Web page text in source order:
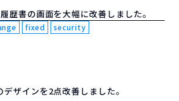
歴書の画面を大幅に改善しました。
fixed security
ザインを2点改善しました。